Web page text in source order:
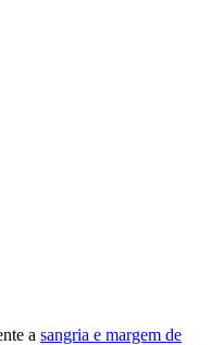
a sangria e margem de